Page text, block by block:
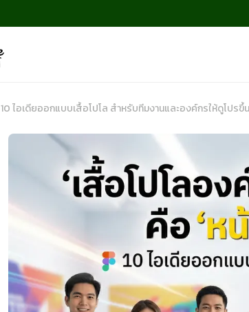
10 ไอเดียออกแบบเสื้อโปโล สำหรับทีมงานและองค์กรให้ดูโปรขึ้